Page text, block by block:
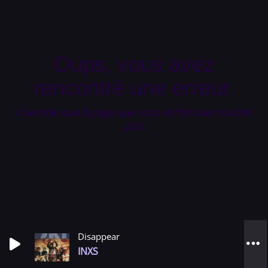
Disappear
INXS
Oups, vous avez
rencontré une erreur.
Il semble que la page que vous recherchez n’existe
plus.